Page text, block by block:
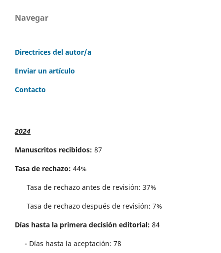
Navegar
Directrices del autor/a
Enviar un artículo
Contacto
2024
Manuscritos recibidos: 87
Tasa de rechazo: 44%
Tasa de rechazo antes de revisi´on: 37%
Tasa de rechazo después de revisión: 7%
Días hasta la primera decisión editorial: 84
- Días hasta la aceptación: 78